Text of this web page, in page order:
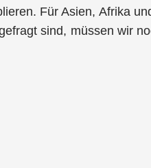
Für Asien, Afrika
sind, müssen wir